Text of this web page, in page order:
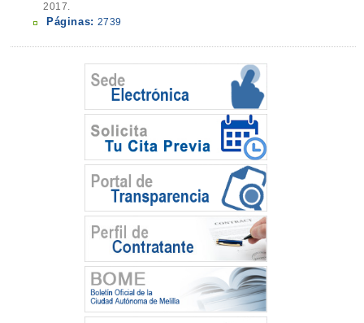
2017.
Páginas: 2739